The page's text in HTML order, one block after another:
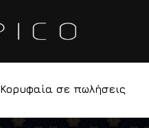
Κορυφαία σε πωλήσεις